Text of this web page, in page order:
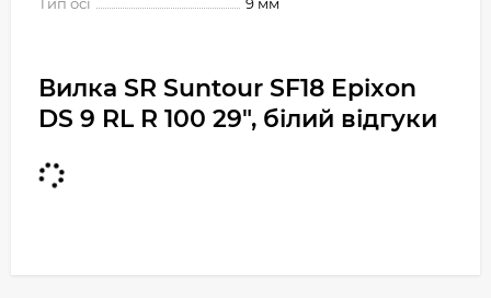
Вилка SR Suntour SF18 Epixon
DS 9 RL R 100 29", білий відгуки